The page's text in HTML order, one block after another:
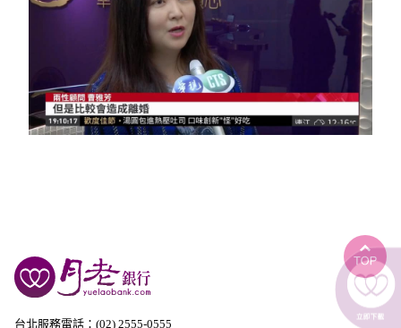
台北服務電話：(02) 2555-0555